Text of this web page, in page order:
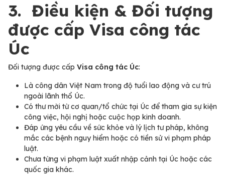
3. Điều kiện & Đối tượng
được cấp Visa công tác
Úc
Đối tượng được cấp Visa công tác Úc:
Là công dân Việt Nam trong độ tuổi lao động và cư trú
ngoài lãnh thổ Úc.
Có thư mời từ cơ quan/tổ chức tại Úc để tham gia sự kiện
công việc, hội nghị hoặc cuộc họp kinh doanh.
Đáp ứng yêu cầu về sức khỏe và lý lịch tư pháp, không
mắc các bệnh nguy hiểm hoặc có tiền sử vi phạm pháp
luật.
Chưa từng vi phạm luật xuất nhập cảnh tại Úc hoặc các
quốc gia khác.